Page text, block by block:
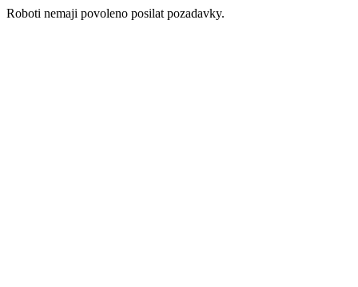
Roboti nemaji povoleno posilat pozadavky.